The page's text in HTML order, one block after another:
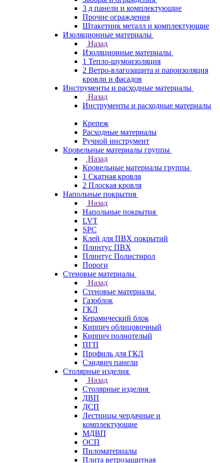
3 д панели и комплектующие
Прочие ограждения
Штакетник металл и комплектующие
Изоляционные материалы
Назад
Изоляционные материалы
1 Тепло-шумоизоляция
2 Ветро-влагозащита и пароизоляция
кровли и фасадов
Инструменты и расходные материалы
Назад
Инструменты и расходные материалы
Крепеж
Расходные материалы
Ручной инструмент
Кровельные материалы группы
Назад
Кровельные материалы группы
1 Скатная кровля
2 Плоская кровля
Напольные покрытия
Назад
Напольные покрытия
LVT
SPC
Клей для ПВХ покрытий
Плинтус ПВХ
Плинтус Полистирол
Пороги
Стеновые материалы
Назад
Стеновые материалы
Газоблок
ГКЛ
Керамический блок
Кирпич облицовочный
Кирпич полнотелый
ПГП
Профиль для ГКЛ
Сэндвич панели
Столярные изделия
Назад
Столярные изделия
ДВП
ДСП
Лестницы чердачные и
комплектующие
МДВП
ОСП
Пиломатериалы
Плита ветрозащитная